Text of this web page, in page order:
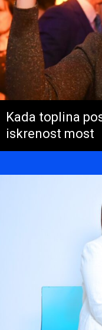
Kada toplina
iskrenost most